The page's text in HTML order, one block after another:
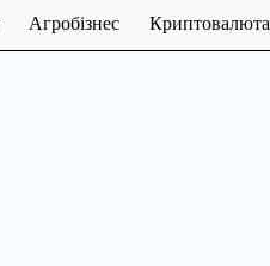
Агробізнес Криптовалюта